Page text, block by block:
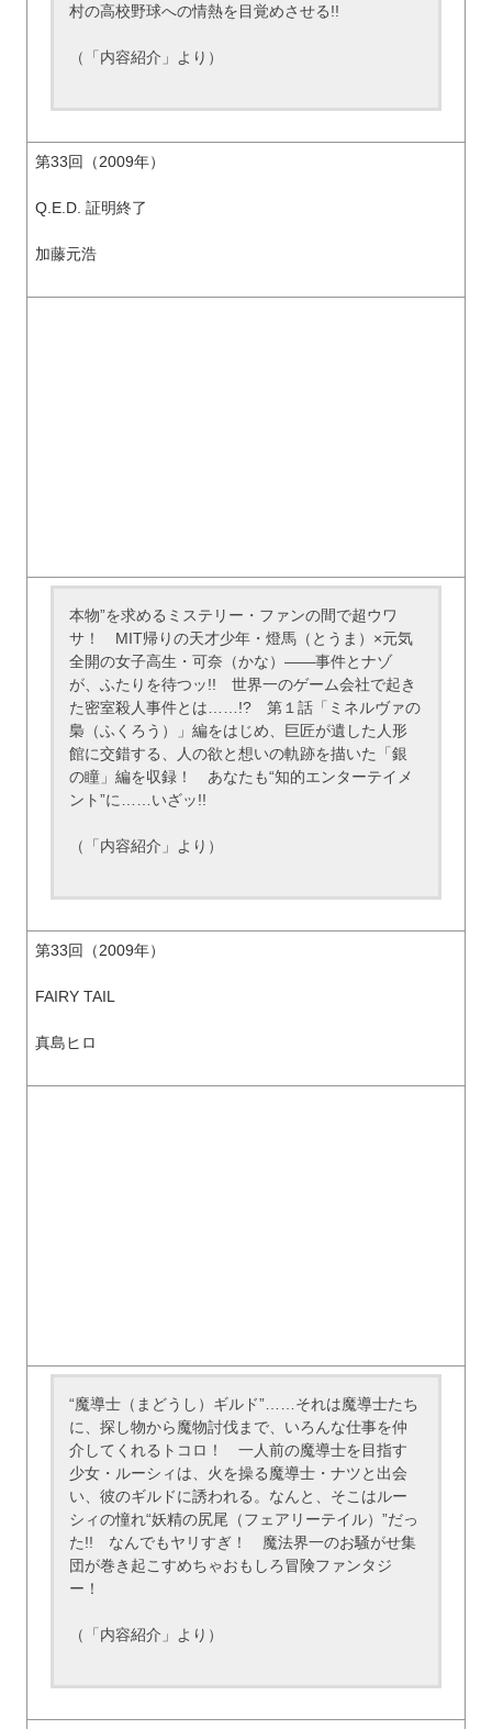
村の高校野球への情熱を目覚めさせる!!
（「内容紹介」より）
第33回（2009年）
Q.E.D. 証明終了
加藤元浩
本物”を求めるミステリー・ファンの間で超ウワ
サ！ MIT帰りの天才少年・燈馬（とうま）×元気
全開の女子高生・可奈（かな）――事件とナゾ
が、ふたりを待つッ!! 世界一のゲーム会社で起き
た密室殺人事件とは……!? 第１話「ミネルヴァの
梟（ふくろう）」編をはじめ、巨匠が遺した人形
館に交錯する、人の欲と想いの軌跡を描いた「銀
の瞳」編を収録！ あなたも“知的エンターテイメ
ント”に……いざッ!!
（「内容紹介」より）
第33回（2009年）
FAIRY TAIL
真島ヒロ
“魔導士（まどうし）ギルド”……それは魔導士たち
に、探し物から魔物討伐まで、いろんな仕事を仲
介してくれるトコロ！ 一人前の魔導士を目指す
少女・ルーシィは、火を操る魔導士・ナツと出会
い、彼のギルドに誘われる。なんと、そこはルー
シィの憧れ“妖精の尻尾（フェアリーテイル）”だっ
た!! なんでもヤリすぎ！ 魔法界一のお騒がせ集
団が巻き起こすめちゃおもしろ冒険ファンタジ
ー！
（「内容紹介」より）